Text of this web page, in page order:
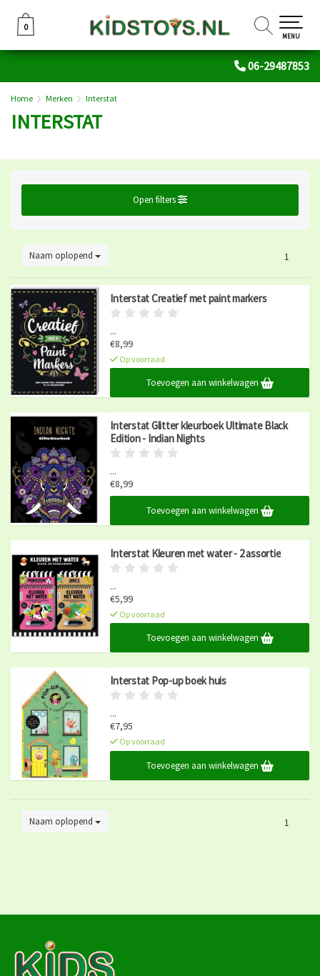
06-29487853
0
0
MENU
Home Merken Interstat
INTERSTAT
Open filters
Naam oplopend 1
Interstat Creatief met paint markers
...
€8,99
Op voorraad
Toevoegen aan winkelwagen
Interstat Glitter kleurboek Ultimate Black
Edition - Indian Nights
...
€8,99
Op voorraad
Toevoegen aan winkelwagen
Interstat Kleuren met water - 2 assortie
...
€5,99
Op voorraad
Toevoegen aan winkelwagen
Interstat Pop-up boek huis
...
€7,95
Op voorraad
Toevoegen aan winkelwagen
Naam oplopend 1